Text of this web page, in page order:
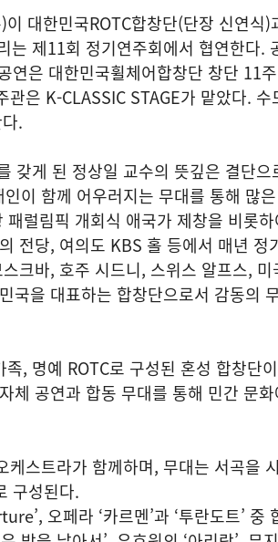
대한민국ROTC합창단(단장 신연식)
제11회 정기연주회에서 협연한다.
은 대한민국휠체어합창단 창단 11
은 K-CLASSIC STAGE가 맡았다. 수
.
갖게 된 정상일 교수의 뜻깊은 결단으
이 함께 어우러지는 무대를 통해 많
럴림픽 개회식 애국가 제창을 비롯
전당, 여의도 KBS 홀 등에서 매년 정
크바, 호주 시드니, 스위스 알프스, 미
국을 대표하는 합창단으로서 감동의
, 명예 ROTC로 구성된 혼성 합창단
체 공연과 합동 무대를 통해 민간 문
케스트라가 함께하며, 무대는 서곡을
구성된다.
오페라 ‘카르멘’과 ‘투란도트’ 중